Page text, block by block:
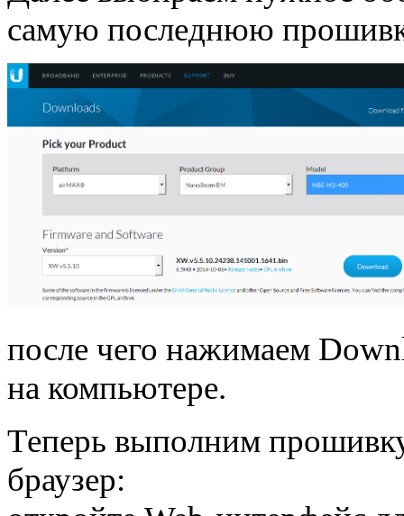
самую последнюю
после чего нажимаем
на компьютере.
Теперь выполним
браузер: